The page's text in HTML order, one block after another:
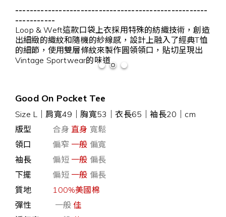
-----------------------------------------------------
-----------
Loop & Weft這款口袋上衣採用特殊的紡織技術，創造
出細緻的織紋和隨機的紗線感，設計上融入了經典T恤
的細節，使用雙層條紋來製作圓領領口，貼切呈現出
Vintage Sportwear的味道
Good On Pocket Tee
Size L
肩寬49｜胸寬53｜衣長65｜袖長20｜cm
版型 合身 直身 寬鬆
領口 偏窄 一般 偏寬
袖長
偏短 一般 偏長
下擺 偏短一般 偏長
質地 100%美國棉
彈性 一般 佳